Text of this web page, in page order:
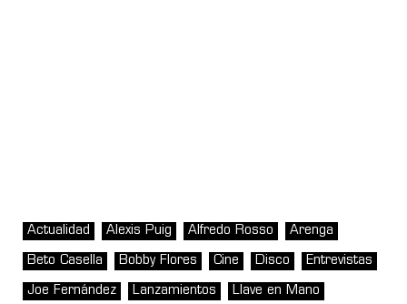
Actualidad Alexis Puig Alfredo Rosso Arenga
Beto Casella Bobby Flores Cine Disco Entrevistas
Joe Fernández Lanzamientos Llave en Mano